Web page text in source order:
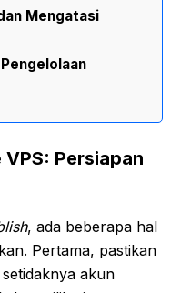
Mengatasi
Persiapan
, ada beberapa hal
Pertama, pastikan
akun